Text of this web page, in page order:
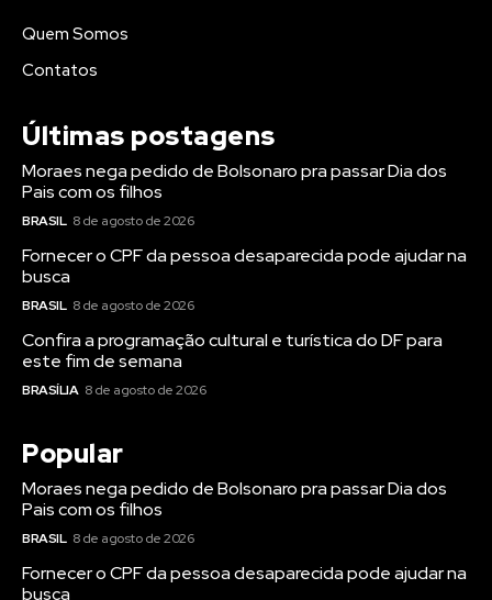
Quem Somos
Contatos
Últimas postagens
Moraes nega pedido de Bolsonaro pra passar Dia dos
Pais com os filhos
BRASIL 8 de agosto de 2026
Fornecer o CPF da pessoa desaparecida pode ajudar na
busca
BRASIL 8 de agosto de 2026
Confira a programação cultural e turística do DF para
este fim de semana
BRASÍLIA 8 de agosto de 2026
Popular
Moraes nega pedido de Bolsonaro pra passar Dia dos
Pais com os filhos
BRASIL 8 de agosto de 2026
Fornecer o CPF da pessoa desaparecida pode ajudar na
busca